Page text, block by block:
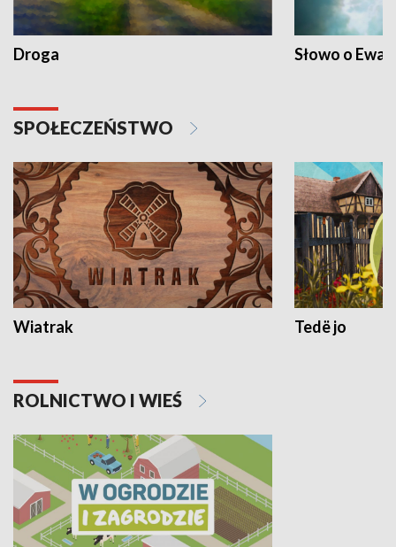
Droga Słowo o
SPOŁECZEŃSTWO
Wiatrak Tedë jo
ROLNICTWO I WIEŚ